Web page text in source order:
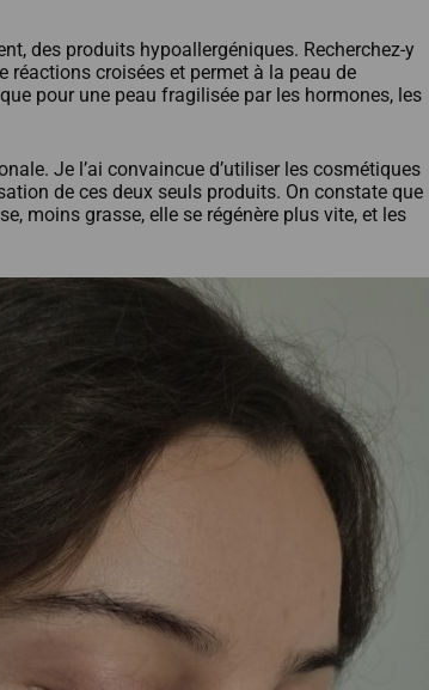
des produits hypoallergéniques. Recherchez-y
réactions croisées et permet à la peau de
pour une peau fragilisée par les hormones, les
Je l’ai convaincue d’utiliser les cosmétiques
de ces deux seuls produits. On constate que
moins grasse, elle se régénère plus vite, et les